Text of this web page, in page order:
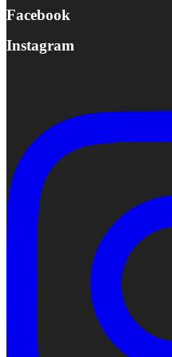
Facebook
Instagram